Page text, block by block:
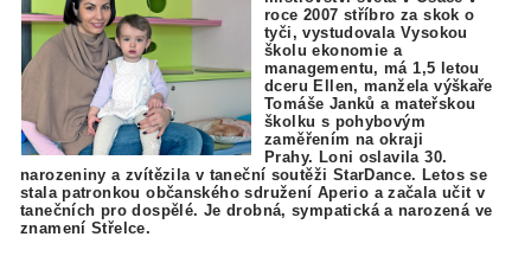
roce 2007 stříbro za skok o
tyči, vystudovala Vysokou
školu ekonomie a
managementu, má 1,5 letou
dceru Ellen, manžela výškaře
Tomáše Janků a mateřskou
školku s pohybovým
zaměřením na okraji
Prahy. Loni oslavila 30.
narozeniny a zvítězila v taneční soutěži StarDance. Letos se
stala patronkou občanského sdružení Aperio a začala učit v
tanečních pro dospělé. Je drobná, sympatická a narozená ve
znamení Střelce.